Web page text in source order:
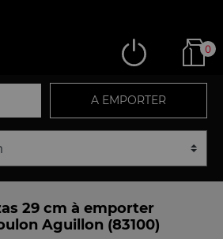
0
A EMPORTER
29 cm à emporter
Aguillon (83100)